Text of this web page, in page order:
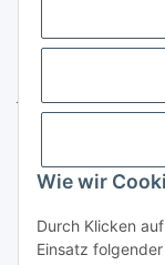
Wie wir
Durch Klicken
Einsatz
Kontakt
u. Handels GmbH
E-Mail:
Zahlungsoptionen